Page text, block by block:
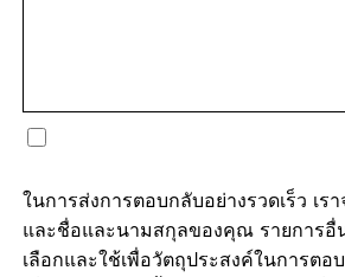
ในการส่งการตอบกลับอย่างรวดเร็ว เร
และชื่อและนามสกุลของคุณ รายการอื่
เลือกและใช้เพื่อวัตถุประสงค์ในการต